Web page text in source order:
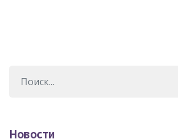
Новости